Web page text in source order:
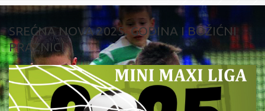
SREĆNA NOVA 2025. GODINA I BOŽIĆNI
PRAZNICI